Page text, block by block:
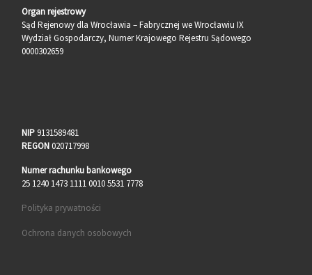
Organ rejestrowy
Sąd Rejenowy dla Wrocławia – Fabrycznej we Wrocławiu IX
Wydział Gospodarczy, Numer Krajowego Rejestru Sądowego
0000302659
NIP 9131589481
REGON020717998
Numer rachunku bankowego
25 1240 1473 1111 0010 5531 7778
Polityka prywatności
Ochrona danych osobowych